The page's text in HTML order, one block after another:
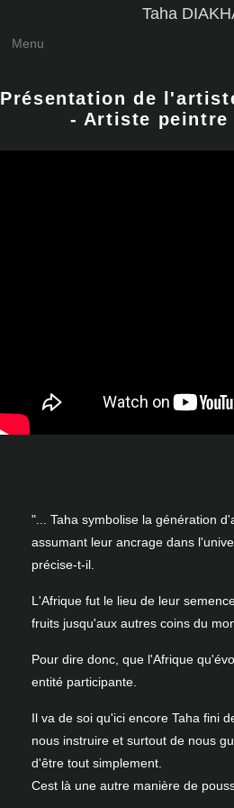
Taha
Menu
Présentation de
- Artiste peintre
"... Taha symbolise la génération
assumant leur ancrage dans
précise-t-il.
L'Afrique fut le lieu de leur
fruits jusqu'aux autres coins du
Pour dire donc, que l'Afrique
entité participante.
Il va de soi qu'ici encore Taha fini
nous instruire et surtout de nous
d'être tout simplement.
Cest là une autre manière de